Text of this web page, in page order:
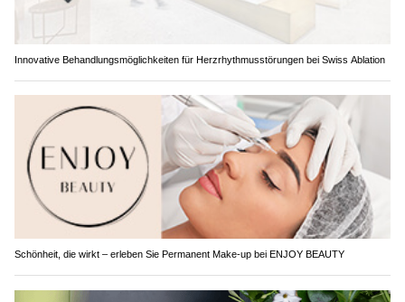
Innovative Behandlungsmöglichkeiten für Herzrhythmusstörungen bei Swiss Ablation
Schönheit, die wirkt – erleben Sie Permanent Make-up bei ENJOY BEAUTY